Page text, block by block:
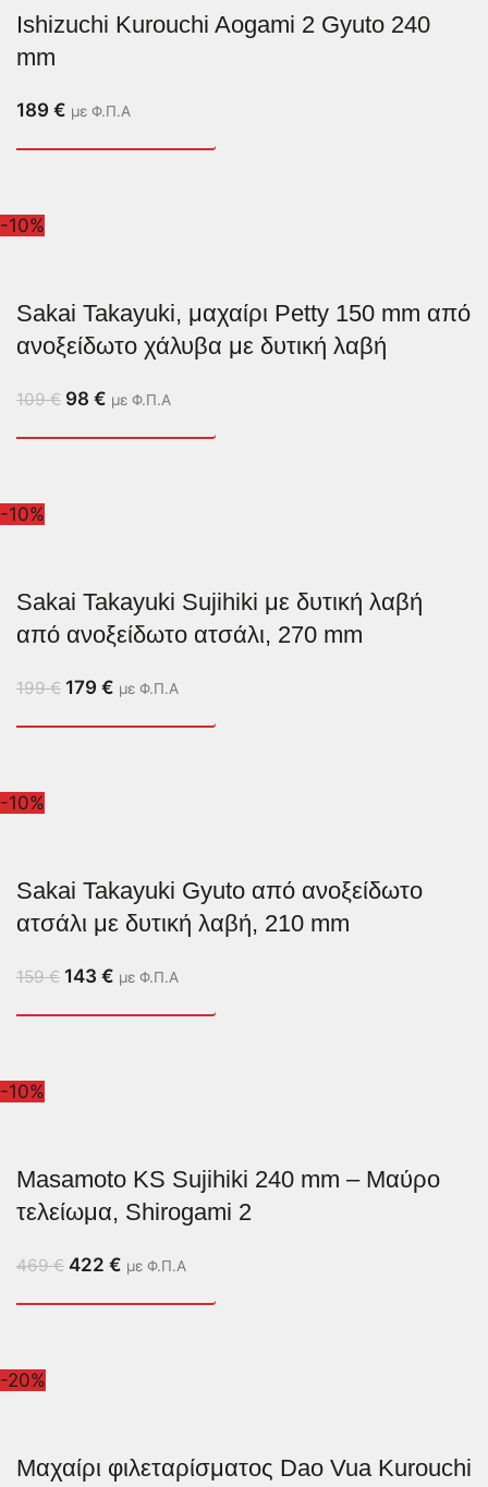
Ishizuchi Kurouchi Aogami 2 Gyuto 240
mm
189 € με Φ.Π.Α
-10%
Sakai Takayuki, μαχαίρι Petty 150 mm από
ανοξείδωτο χάλυβα με δυτική λαβή
109€ 98 € με Φ.Π.Α
-10%
Sakai Takayuki Sujihiki με δυτική λαβή
από ανοξείδωτο ατσάλι, 270 mm
199€ 179 € με Φ.Π.Α
-10%
Sakai Takayuki Gyuto από ανοξείδωτο
ατσάλι με δυτική λαβή, 210 mm
159€ 143 € με Φ.Π.Α
-10%
Masamoto KS Sujihiki 240 mm – Μαύρο
τελείωμα, Shirogami 2
469€ 422 € με Φ.Π.Α
-20%
Μαχαίρι φιλεταρίσματος Dao Vua Kurouchi